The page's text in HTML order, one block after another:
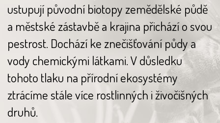
ustupují původní biotopy zemědělské půdě
a městské zástavbě a krajina přichází o svou
pestrost. Dochází ke znečišťování půdy a
vody chemickými látkami. V důsledku
tohoto tlaku na přírodní ekosystémy
ztrácíme stále více rostlinných i živočišných
druhů.